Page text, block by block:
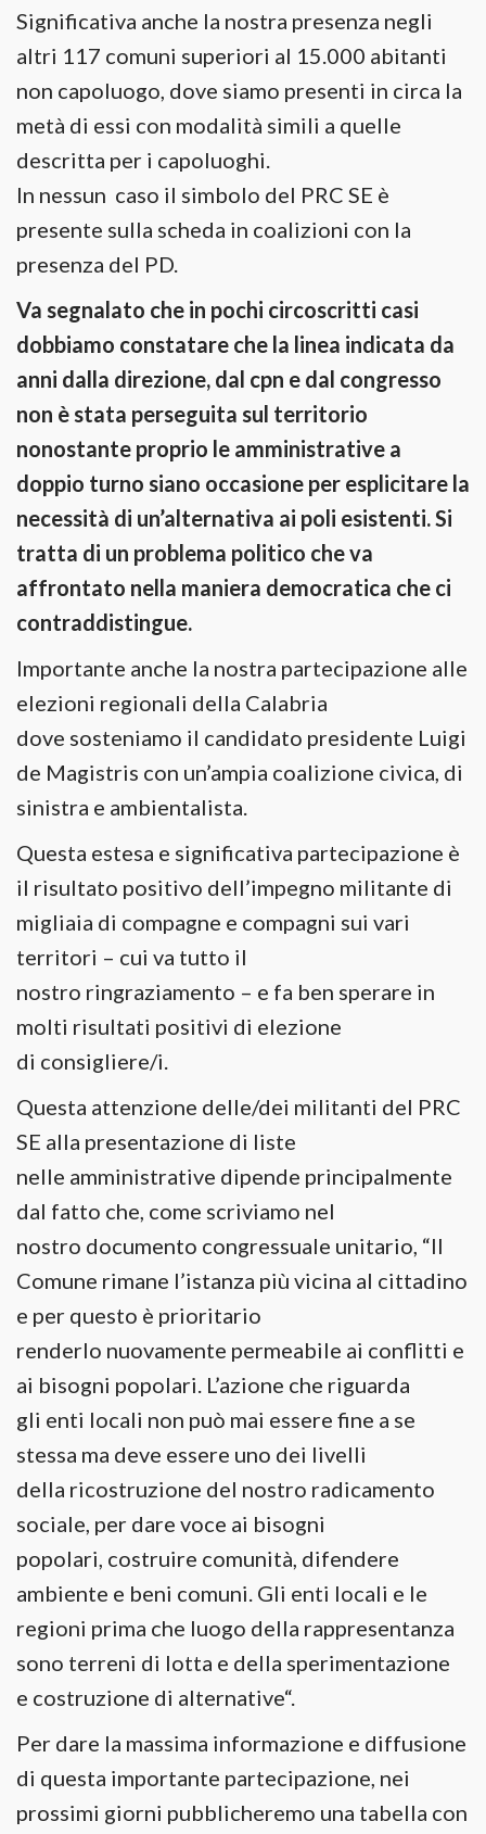
Significativa anche la nostra presenza negli
altri 117 comuni superiori al 15.000 abitanti
non capoluogo, dove siamo presenti in circa la
metà di essi con modalità simili a quelle
descritta per i capoluoghi.
In nessun caso il simbolo del PRC SE è
presente sulla scheda in coalizioni con la
presenza del PD.
Va segnalato che in pochi circoscritti casi
dobbiamo constatare che la linea indicata da
anni dalla direzione, dal cpn e dal congresso
non è stata perseguita sul territorio
nonostante proprio le amministrative a
doppio turno siano occasione per esplicitare la
necessità di un’alternativa ai poli esistenti. Si
tratta di un problema politico che va
affrontato nella maniera democratica che ci
contraddistingue.
Importante anche la nostra partecipazione alle
elezioni regionali della Calabria
dove sosteniamo il candidato presidente Luigi
de Magistris con un’ampia coalizione civica, di
sinistra e ambientalista.
Questa estesa e significativa partecipazione è
il risultato positivo dell’impegno militante di
migliaia di compagne e compagni sui vari
territori – cui va tutto il
nostro ringraziamento – e fa ben sperare in
molti risultati positivi di elezione
di consigliere/i.
Questa attenzione delle/dei militanti del PRC
SE alla presentazione di liste
nelle amministrative dipende principalmente
dal fatto che, come scriviamo nel
nostro documento congressuale unitario, “Il
Comune rimane l’istanza più vicina al cittadino
e per questo è prioritario
renderlo nuovamente permeabile ai conflitti e
ai bisogni popolari. L’azione che riguarda
gli enti locali non può mai essere fine a se
stessa ma deve essere uno dei livelli
della ricostruzione del nostro radicamento
sociale, per dare voce ai bisogni
popolari, costruire comunità, difendere
ambiente e beni comuni. Gli enti locali e le
regioni prima che luogo della rappresentanza
sono terreni di lotta e della sperimentazione
e costruzione di alternative“.
Per dare la massima informazione e diffusione
di questa importante partecipazione, nei
prossimi giorni pubblicheremo una tabella con